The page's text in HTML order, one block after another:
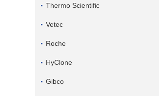
Thermo Scientific
Vetec
Roche
HyClone
Gibco